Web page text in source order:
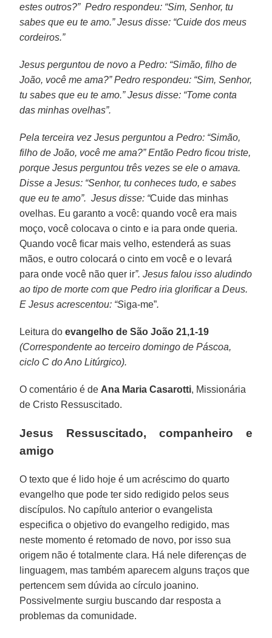
estes outros?”Pedro respondeu: “Sim, Senhor, tu
sabes que eu te amo.” Jesus disse: “Cuide dos meus
cordeiros.”
Jesus perguntou de novo a Pedro: “Simão, filho de
João, você me ama?” Pedro respondeu: “Sim, Senhor,
tu sabes que eu te amo.” Jesus disse: “Tome conta
das minhas ovelhas”.
Pela terceira vez Jesus perguntou a Pedro: “Simão,
filho de João, você me ama?” Então Pedro ficou triste,
porque Jesus perguntou três vezes se ele o amava.
Disse a Jesus: “Senhor, tu conheces tudo, e sabes
que eu te amo”.Jesus disse: “Cuide das minhas
ovelhas. Eu garanto a você: quando você era mais
moço, você colocava o cinto e ia para onde queria.
Quando você ficar mais velho, estenderá as suas
mãos, e outro colocará o cinto em você e o levará
para onde você não quer ir”.Jesus falou isso aludindo
ao tipo de morte com que Pedro iria glorificar a Deus.
E Jesus acrescentou: “Siga-me”.
Leitura do evangelho de São João 21,1-19
(Correspondente ao terceiro domingo de Páscoa,
ciclo C do Ano Litúrgico).
O comentário é de Ana Maria Casarotti, Missionária
de Cristo Ressuscitado.
Jesus Ressuscitado, companheiro e
amigo
O texto que é lido hoje é um acréscimo do quarto
evangelho que pode ter sido redigido pelos seus
discípulos. No capítulo anterior o evangelista
especifica o objetivo do evangelho redigido, mas
neste momento é retomado de novo, por isso sua
origem não é totalmente clara. Há nele diferenças de
linguagem, mas também aparecem alguns traços que
pertencem sem dúvida ao círculo joanino.
Possivelmente surgiu buscando dar resposta a
problemas da comunidade.